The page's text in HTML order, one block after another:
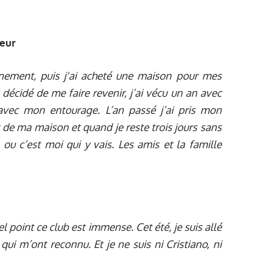
puis j'ai acheté une maison pour mes
de me faire revenir, j’ai vécu un an avec
mon entourage. L’an passé j’ai pris mon
ma maison et quand je reste trois jours sans
c’est moi qui y vais. Les amis et la famille
point ce club est immense. Cet été, je suis allé
m’ont reconnu. Et je ne suis ni Cristiano, ni